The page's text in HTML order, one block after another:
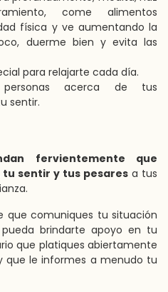
come alimentos
física y ve aumentando la
duerme bien y evita las
para relajarte cada día.
acerca de tus
sentir.
fervientemente que
sentir y tus pesares a tus
que comuniques tu situación
brindarte apoyo en tu
que platiques abiertamente
que le informes a menudo tu